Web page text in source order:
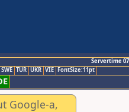
Servertime
SWE TUR UKR VIE FontSize:11pt
Google-a,